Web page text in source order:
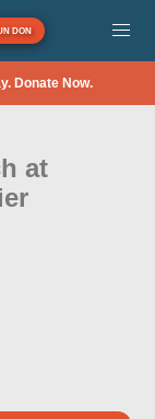
DON
Donate Now.
at